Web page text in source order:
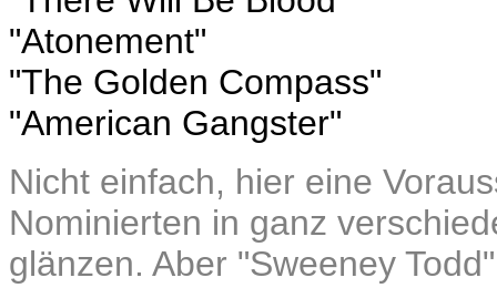
"Atonement"
"The Golden Compass"
"American Gangster"
Nicht einfach, hier eine
Nominierten in ganz
glänzen. Aber "Sweeney